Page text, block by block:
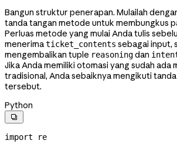
Bangun struktur penerapan. Mulailah
tanda tangan metode untuk membungkus
Perluas metode yang mulai Anda tulis
menerimaticket_contents sebagai input,
mengembalikan tuple reasoningdan
Jika Anda memiliki otomasi yang sudah ada
tradisional, Anda sebaiknya mengikuti
tersebut.
Python

import re